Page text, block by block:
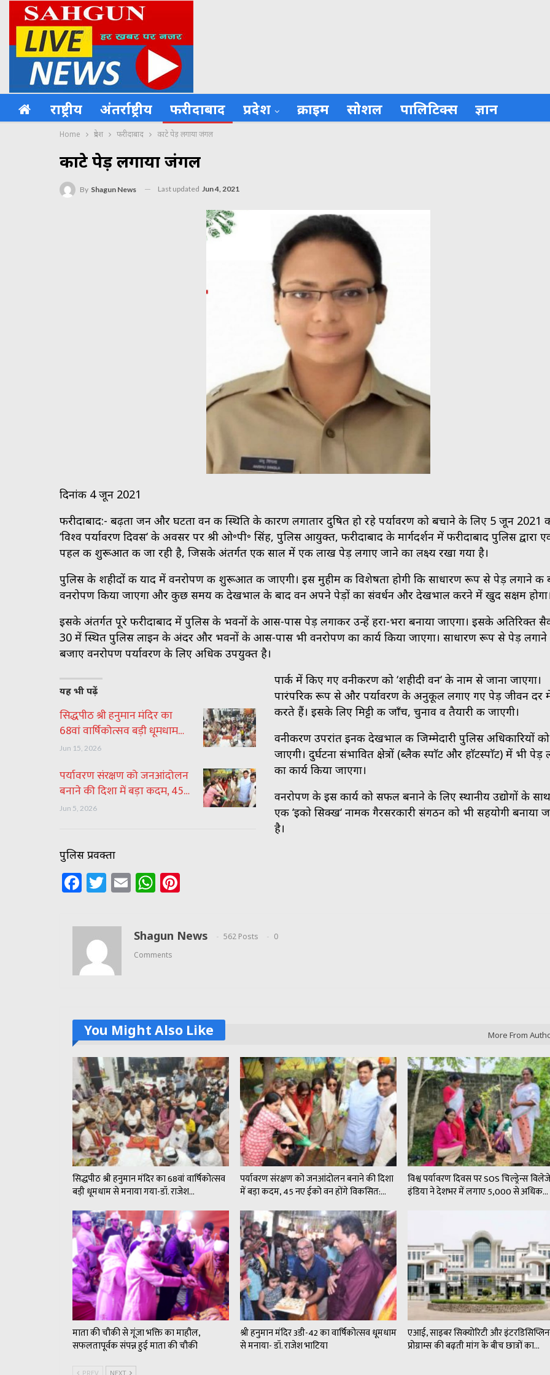
राष्ट्रीय अंतर्राष्ट्रीय फरीदाबाद प्रदेश क्राइम सोशल पालिटिक्स ज्ञान
Home प्रदेश फरीदाबाद काटे पेड़ लगाया जंगल
काटे पेड़ लगाया जंगल
By Shagun News Last updated Jun 4, 2021
दिनांक 4 जून 2021
फरीदाबाद:- बढ़ता जन और घटता वन की स्थिति के कारण लगातार दुषित हो रहे पर्यावरण को बचाने के लिए 5 जून 2021
‘विश्व पर्यावरण दिवस‘ के अवसर पर श्री ओ॰पी॰ सिंह, पुलिस आयुक्त, फरीदाबाद के मार्गदर्शन में फरीदाबाद पुलिस द्वारा
पहल की शुरूआत की जा रही है, जिसके अंतर्गत एक साल में एक लाख पेड़ लगाए जाने का लक्ष्य रखा गया है।
पुलिस के शहीदों की याद में वनरोपण की शुरूआत की जाएगी। इस मुहीम की विशेषता होगी कि साधारण रूप से पेड़ लगाने की
वनरोपण किया जाएगा और कुछ समय की देखभाल के बाद वन अपने पेड़ों का संवर्धन और देखभाल करने में खुद सक्षम
इसके अंतर्गत पूरे फरीदाबाद में पुलिस के भवनों के आस-पास पेड़ लगाकर उन्हें हरा-भरा बनाया जाएगा। इसके अतिरिक्त
30 में स्थित पुलिस लाइन के अंदर और भवनों के आस-पास भी वनरोपण का कार्य किया जाएगा। साधारण रूप से पेड़ लगाने
बजाए वनरोपण पर्यावरण के लिए अधिक उपयुक्त है।
यह भी पढ़ें
सिद्धपीठ श्री हनुमान मंदिर का
68वां वार्षिकोत्सव बड़ी धूमधाम…
Jun 15, 2026
पर्यावरण संरक्षण को जनआंदोलन
बनाने की दिशा में बड़ा कदम, 45…
Jun 5, 2026
पार्क में किए गए वनीकरण को ‘शहीदी वन‘ के नाम से जाना जाएगा।
पारंपरिक रूप से और पर्यावरण के अनुकूल लगाए गए पेड़ जीवन दर में
करते हैं। इसके लिए मिट्टी की जाँच, चुनाव व तैयारी की जाएगी।
वनीकरण उपरांत इनकी देखभाल की जिम्मेदारी पुलिस अधिकारियों
जाएगी। दुर्घटना संभावित क्षेत्रों (ब्लैक स्पाॅट और हाॅटस्पाॅट) में भी पेड़
का कार्य किया जाएगा।
वनरोपण के इस कार्य को सफल बनाने के लिए स्थानीय उद्योगों के
एक ‘इको सिक्ख‘ नामक गैरसरकारी संगठन को भी सहयोगी बनाया
है।
पुलिस प्रवक्ता
Facebook
Twitter
EmailWhatsApp
Shagun News 562 Posts
0
Comments
You Might Also Like More From
सिद्धपीठ श्री हनुमान मंदिर का 68वां वार्षिकोत्सव
बड़ी धूमधाम से मनाया गया-डॉ. राजेश…
पर्यावरण संरक्षण को जनआंदोलन बनाने की दिशा
में बड़ा कदम, 45 नए ईको वन होंगे विकसित:…
विश्व पर्यावरण दिवस पर SOS चिल्ड्रेन्स
इंडिया ने देशभर में लगाए 5,000 से अधिक…
माता की चौकी से गूंजा भक्ति का माहौल,
सफलतापूर्वक संपन्न हुई माता की चौकी
श्री हनुमान मंदिर 3डी-42 का वार्षिकोत्सव धूमधाम
से मनाया- डॉ. राजेश भाटिया
एआई, साइबर सिक्योरिटी और
प्रोग्राम्स की बढ़ती मांग के बीच छात्रों का…
PREV NEXT